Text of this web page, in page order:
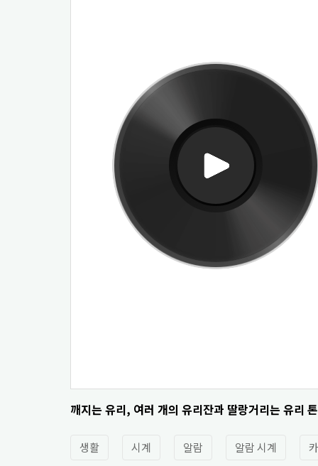
깨지는 유리, 여러 개의 유리잔과 딸랑거리는 유리
생활 시계 알람 알람 시계